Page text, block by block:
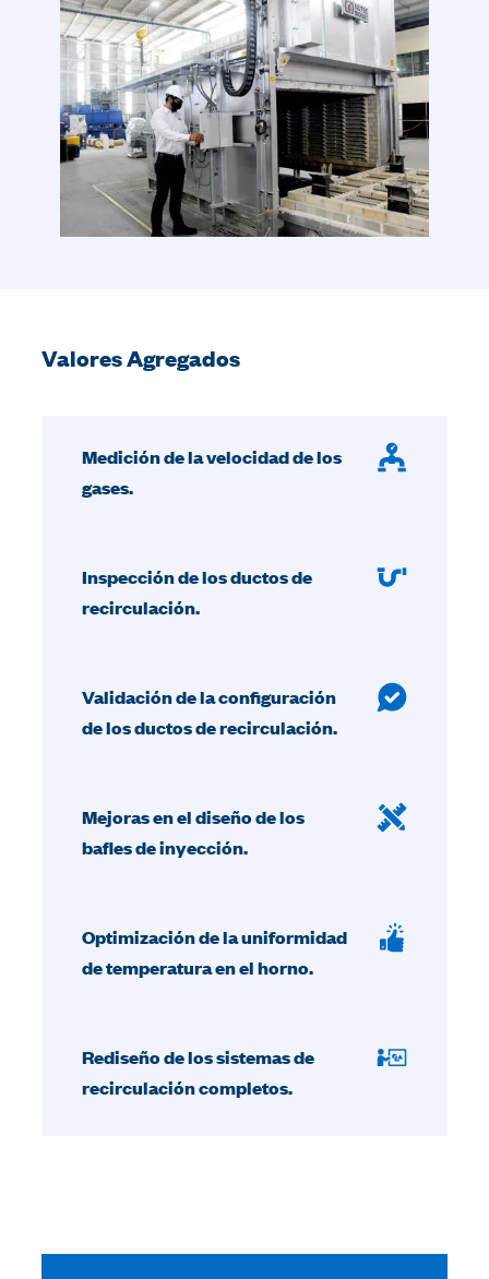
Valores Agregados
Medición de la velocidad de los
gases.
Inspección de los ductos de
recirculación.
Validación de la configuración
de los ductos de recirculación.
Mejoras en el diseño de los
bafles de inyección.
Optimización de la uniformidad
de temperatura en el horno.
Rediseño de los sistemas de
recirculación completos.